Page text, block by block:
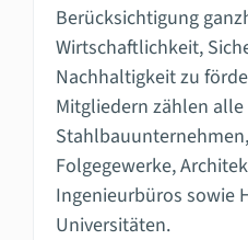
Berücksichtigung
Wirtschaftlichkeit,
Nachhaltigkeit zu
Mitgliedern zählen
Folgegewerke,
Ingenieurbüros sowie
Universitäten.